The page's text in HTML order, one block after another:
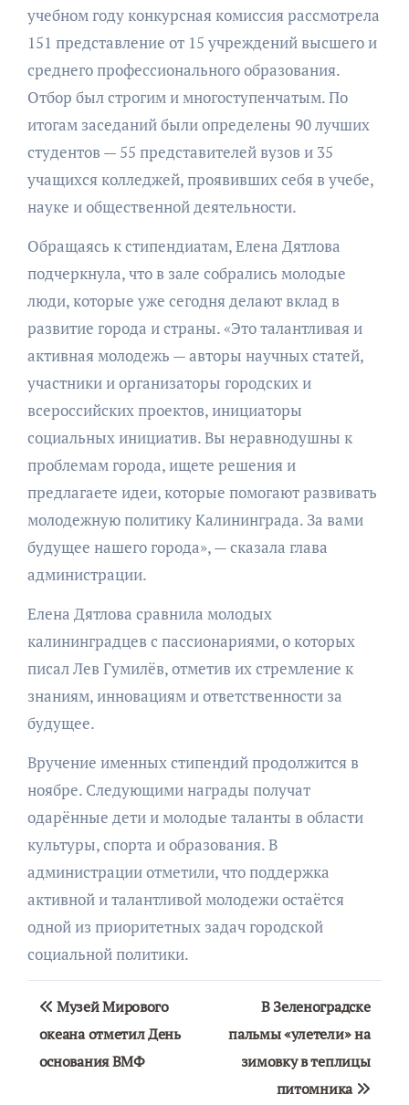
учебном году конкурсная комиссия рассмотрела
151 представление от 15 учреждений высшего и
среднего профессионального образования.
Отбор был строгим и многоступенчатым. По
итогам заседаний были определены 90 лучших
студентов — 55 представителей вузов и 35
учащихся колледжей, проявивших себя в учебе,
науке и общественной деятельности.
Обращаясь к стипендиатам, Елена Дятлова
подчеркнула, что в зале собрались молодые
люди, которые уже сегодня делают вклад в
развитие города и страны. «Это талантливая и
активная молодежь — авторы научных статей,
участники и организаторы городских и
всероссийских проектов, инициаторы
социальных инициатив. Вы неравнодушны к
проблемам города, ищете решения и
предлагаете идеи, которые помогают развивать
молодежную политику Калининграда. За вами
будущее нашего города», — сказала глава
администрации.
Елена Дятлова сравнила молодых
калининградцев с пассионариями, о которых
писал Лев Гумилёв, отметив их стремление к
знаниям, инновациям и ответственности за
будущее.
Вручение именных стипендий продолжится в
ноябре. Следующими награды получат
одарённые дети и молодые таланты в области
культуры, спорта и образования. В
администрации отметили, что поддержка
активной и талантливой молодежи остаётся
одной из приоритетных задач городской
социальной политики.
Навигация
по
записям
Музей Мирового
океана отметил День
основания ВМФ
В Зеленоградске
пальмы «улетели» на
зимовку в теплицы
питомника